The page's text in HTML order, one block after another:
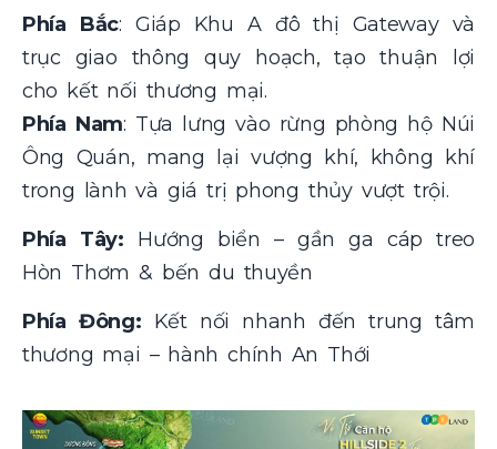
Phía Bắc: Giáp Khu A đô thị Gateway và
trục giao thông quy hoạch, tạo thuận lợi
cho kết nối thương mại.
Phía Nam: Tựa lưng vào rừng phòng hộ Núi
Ông Quán, mang lại vượng khí, không khí
trong lành và giá trị phong thủy vượt trội.
Phía Tây: Hướng biển – gần ga cáp treo
Hòn Thơm & bến du thuyền
Phía Đông: Kết nối nhanh đến trung tâm
thương mại – hành chính An Thới